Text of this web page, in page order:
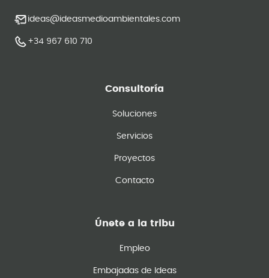
ideas@ideasmedioambientales.com
+34 967 610 710
Consultoría
Soluciones
Servicios
Proyectos
Contacto
Únete a la tribu
Empleo
Embajadas de Ideas